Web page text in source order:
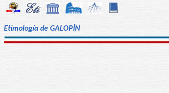
Etimología de GALOPÍN